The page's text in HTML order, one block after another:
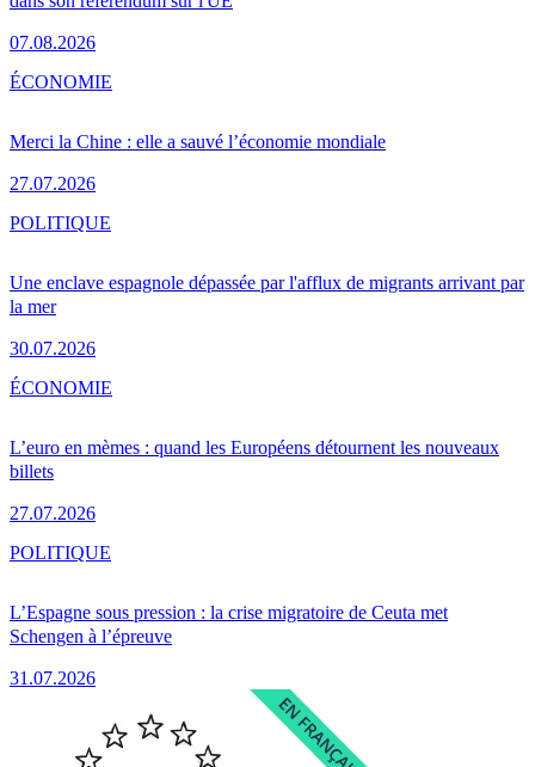
07.08.2026
Merci la Chine : elle a sauvé l’économie mondiale
27.07.2026
ÉCONOMIE
Une enclave espagnole dépassée par l'afflux de migrants arrivant par
la mer
30.07.2026
POLITIQUE
L’euro en mèmes : quand les Européens détournent les nouveaux
billets
27.07.2026
ÉCONOMIE
L’Espagne sous pression : la crise migratoire de Ceuta met
Schengen à l’épreuve
31.07.2026
POLITIQUE